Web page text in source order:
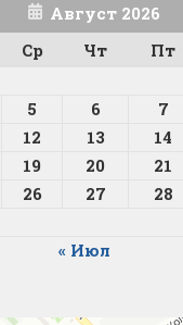
Август 2026
Ср Чт Пт
5 6 7
12 13 14
19 20 21
26 27 28
« Июл